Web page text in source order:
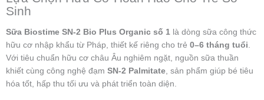
Sinh
Sữa Biostime SN-2 Bio Plus Organic số 1 là dòng sữa công thức
hữu cơ nhập khẩu từ Pháp, thiết kế riêng cho trẻ 0–6 tháng tuổi.
Với tiêu chuẩn hữu cơ châu Âu nghiêm ngặt, nguồn sữa thuần
khiết cùng công nghệ đạm SN-2 Palmitate, sản phẩm giúp bé tiêu
hóa tốt, hấp thu tối ưu và phát triển toàn diện.